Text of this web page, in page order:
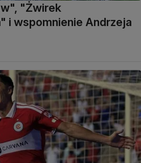
"Żwirek
i wspomnienie Andrzeja